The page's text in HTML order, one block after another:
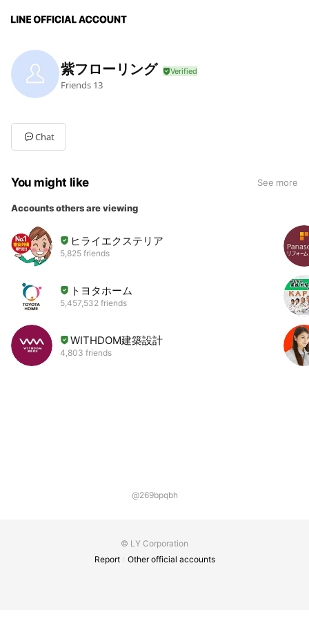
紫フローリング
Friends 13
Chat
You might like See more
Accounts others are viewing
ヒライエクステリア
5,825 friends
トヨタホーム
5,457,532 friends
WITHDOM建築設計
4,803 friends
@269bpqbh
© LY Corporation
Report
Other official accounts